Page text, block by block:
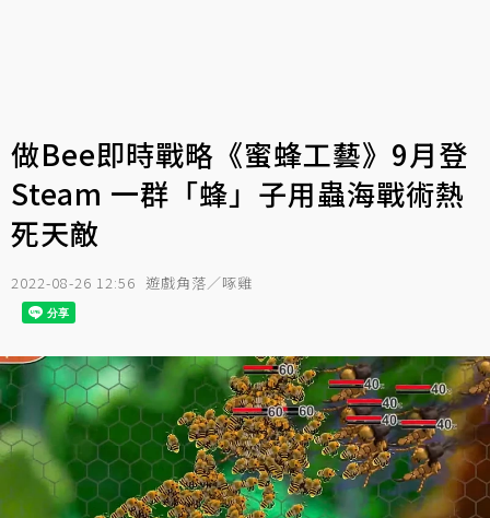
做Bee即時戰略《蜜蜂工藝》9月登
Steam 一群「蜂」子用蟲海戰術熱
死天敵
2022-08-26 12:56 遊戲角落／啄雞